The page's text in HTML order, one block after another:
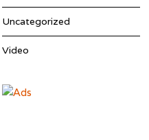
Uncategorized
Video